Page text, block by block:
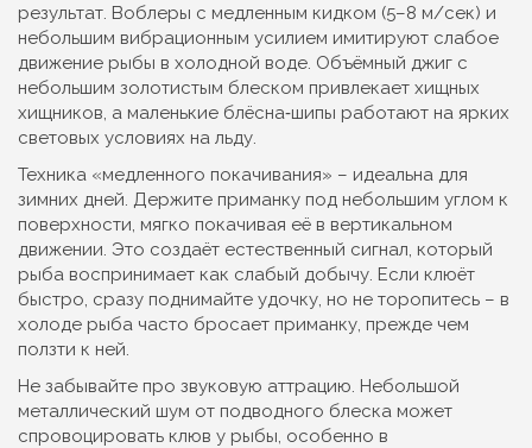
результат. Воблеры с медленным кидком (5–8 м/сек) и
небольшим вибрационным усилием имитируют слабое
движение рыбы в холодной воде. Объёмный джиг с
небольшим золотистым блеском привлекает хищных
хищников, а маленькие блёсна‑шипы работают на ярких
световых условиях на льду.
Техника «медленного покачивания» – идеальна для
зимних дней. Держите приманку под небольшим углом к
поверхности, мягко покачивая её в вертикальном
движении. Это создаёт естественный сигнал, который
рыба воспринимает как слабый добычу. Если клюёт
быстро, сразу поднимайте удочку, но не торопитесь – в
холоде рыба часто бросает приманку, прежде чем
ползти к ней.
Не забывайте про звуковую аттрацию. Небольшой
металлический шум от подводного блеска может
спровоцировать клюв у рыбы, особенно в